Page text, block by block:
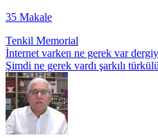
35 Makale
Tenkil Memorial
İnternet varken ne gerek var
Şimdi ne gerek vardı şarkılı